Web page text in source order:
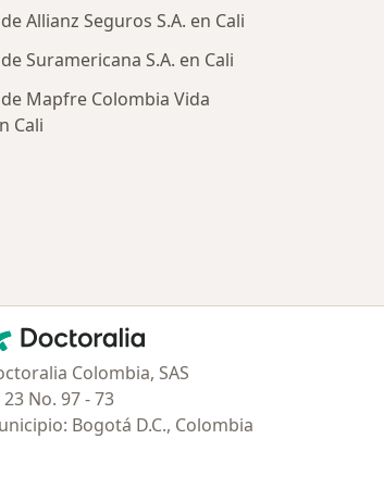
Allianz Seguros S.A. en Cali
Suramericana S.A. en Cali
Mapfre Colombia Vida
Cali
- Página de inicio
Colombia, SAS
23 No. 97 - 73
Bogotá D.C., Colombia